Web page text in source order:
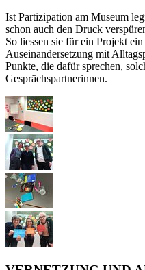
Ist Partizipation am Museum
schon auch den Druck
So liessen sie für ein Projekt
Auseinandersetzung mit
Punkte, die dafür sprechen,
Gesprächspartnerinnen.